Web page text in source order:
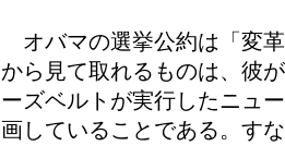
オバマの選挙公約は「変
から見て取れるものは、彼
ーズベルトが実行したニュ
画していることである。す